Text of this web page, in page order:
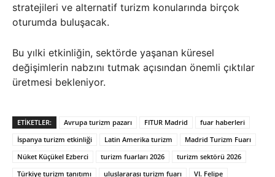
stratejileri ve alternatif turizm konularında birçok
oturumda buluşacak.
Bu yılki etkinliğin, sektörde yaşanan küresel
değişimlerin nabzını tutmak açısından önemli çıktılar
üretmesi bekleniyor.
ETIKETLER: Avrupa turizm pazarı FITUR Madrid
fuar haberleri
İspanya turizm etkinliği
Latin Amerika turizm
Madrid Turizm Fuarı
Nüket Küçükel Ezberci
turizm fuarları 2026
turizm sektörü 2026
Türkiye turizm tanıtımı
uluslararası turizm fuarı VI. Felipe